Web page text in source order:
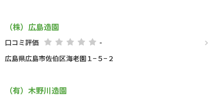
（株）広島造園
口コミ評価
-
広島県広島市佐伯区海老園１−５−２
（有）木野川造園